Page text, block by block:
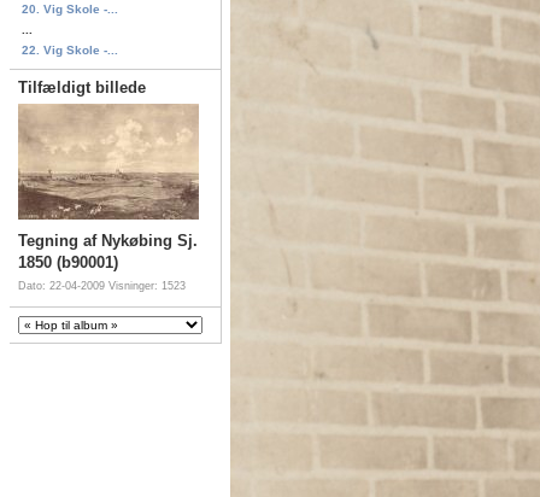
20. Vig Skole -...
22. Vig Skole -...
Tilfældigt billede
Tegning af Nykøbing Sj.
1850 (b90001)
Dato: 22-04-2009 Visninger: 1523